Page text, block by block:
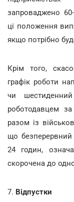
запроваджено
ці положення
якщо потрібно
Крім того,
графік роботи
чи
роботодавцем
разом із
що
24 годин,
скорочена до
7. Відпустки